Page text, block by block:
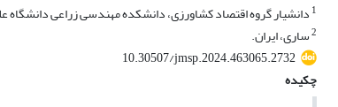
1 دانشیار گروه اقتصاد کشاورزی، دانشکده مهندسی زراعی دانشگاه
2ساری، ایران.
10.30507/jmsp.2024.463065.2732
چکیده